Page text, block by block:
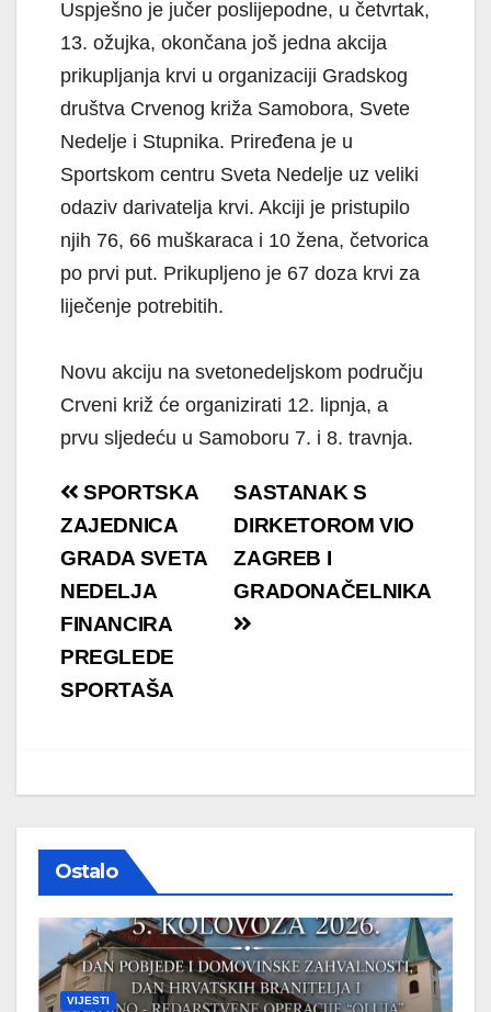
Uspješno je jučer poslijepodne, u četvrtak,
13. ožujka, okončana još jedna akcija
prikupljanja krvi u organizaciji Gradskog
društva Crvenog križa Samobora, Svete
Nedelje i Stupnika. Priređena je u
Sportskom centru Sveta Nedelje uz veliki
odaziv darivatelja krvi. Akciji je pristupilo
njih 76, 66 muškaraca i 10 žena, četvorica
po prvi put. Prikupljeno je 67 doza krvi za
liječenje potrebitih.
Novu akciju na svetonedeljskom području
Crveni križ će organizirati 12. lipnja, a
prvu sljedeću u Samoboru 7. i 8. travnja.
Navigacija
objava
SASTANAK S
DIRKETOROM VIO
ZAGREB I
GRADONAČELNIKA
SPORTSKA
ZAJEDNICA
GRADA SVETA
NEDELJA
FINANCIRA
PREGLEDE
SPORTAŠA
Ostalo
VIJESTI